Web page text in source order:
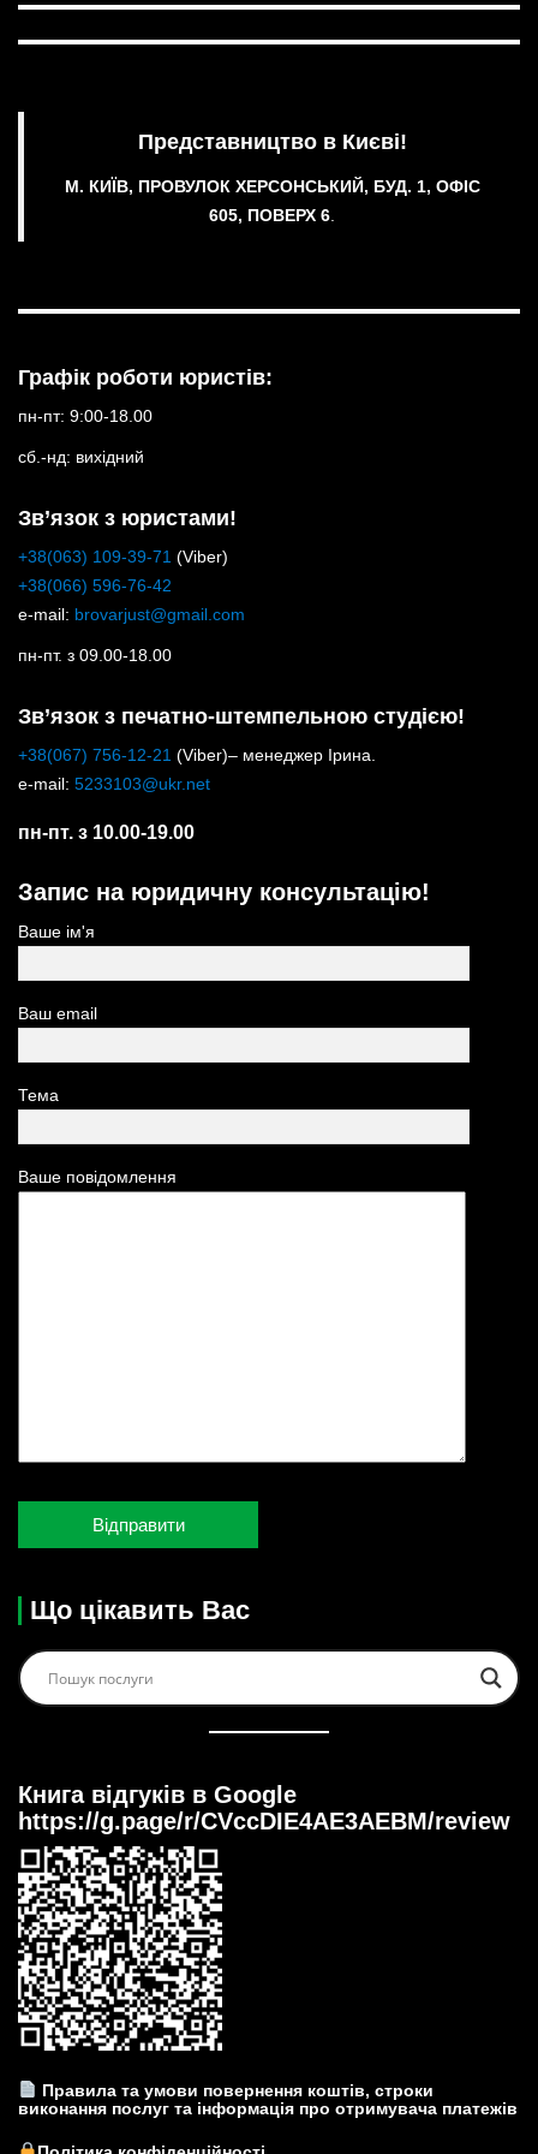
Представництво в Києві!
М. КИЇВ, ПРОВУЛОК ХЕРСОНСЬКИЙ, БУД. 1, ОФІС
605, ПОВЕРХ 6
Графік роботи юристів:
пн-пт: 9:00-18.00
сб.-нд: вихідний
Зв’язок з юристами!
+38(063) 109-39-71 (Viber)
+38(066) 596-76-42
e-mail: brovarjust@gmail.com
пн-пт. з 09.00-18.00
Зв’язок з печатно-штемпельною студією!
+38(067) 756-12-21 (Viber)– менеджер Ірина.
e-mail: 5233103@ukr.net
пн-пт. з 10.00-19.00
Запис на юридичну консультацію!
Ваше ім'я
Ваш email
Тема
Ваше повідомлення
Що цікавить Вас
Книга відгуків в Google
https://g.page/r/CVccDIE4AE3AEBM/review
Правила та умови повернення коштів, строки
виконання послуг та інформація про отримувача платежів